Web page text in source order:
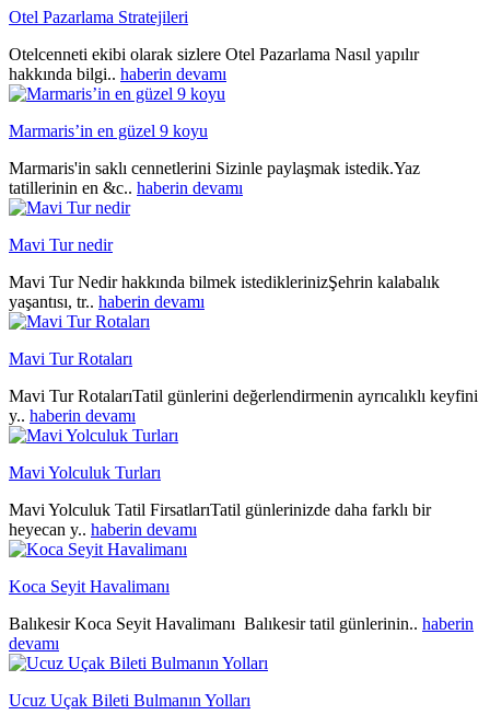
Otel Pazarlama Stratejileri
Otelcenneti ekibi olarak sizlere Otel Pazarlama Nasıl yapılır
hakkında bilgi.. haberin devamı
Marmaris’in en güzel 9 koyu
Marmaris'in saklı cennetlerini Sizinle paylaşmak istedik.Yaz
tatillerinin en &c.. haberin devamı
Mavi Tur nedir
Mavi Tur Nedir hakkında bilmek istediklerinizŞehrin kalabalık
yaşantısı, tr.. haberin devamı
Mavi Tur Rotaları
Mavi Tur RotalarıTatil günlerini değerlendirmenin ayrıcalıklı keyfini
y.. haberin devamı
Mavi Yolculuk Turları
Mavi Yolculuk Tatil FirsatlarıTatil günlerinizde daha farklı bir
heyecan y.. haberin devamı
Koca Seyit Havalimanı
Balıkesir Koca Seyit Havalimanı Balıkesir tatil günlerinin.. haberin
devamı
Ucuz Uçak Bileti Bulmanın Yolları